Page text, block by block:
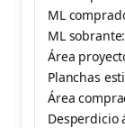
ML
ML sobrante:
Área
Planchas
Área
Desperdicio